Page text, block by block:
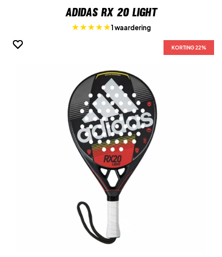
Adidas RX 20 Light
1 waardering
KORTING 22%
KORTING 22%
KORTING 22%
KORTING 22%